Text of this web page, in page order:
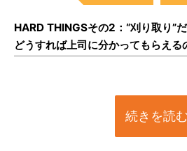
HARD THINGSその2：“刈り取り”
どうすれば上司に分かってもらえる
続きを読む